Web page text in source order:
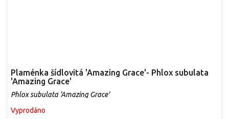
Plaménka šídlovitá 'Amazing Grace'- Phlox subulata
'Amazing Grace'
Phlox subulata 'Amazing Grace'
Vyprodáno